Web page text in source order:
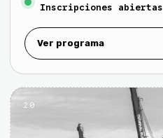
Inscripciones abiertas
Ver programa
20